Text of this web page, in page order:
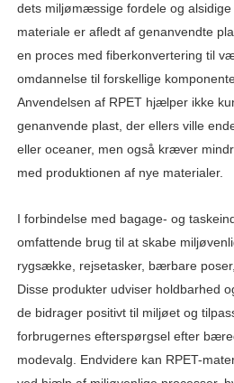
dets miljømæssige fordele og alsidige
materiale er afledt af genanvendte
en proces med fiberkonvertering til
omdannelse til forskellige
Anvendelsen af ​​RPET hjælper ikke
genanvende plast, der ellers ville
eller oceaner, men også kræver
med produktionen af ​​nye materialer.
I forbindelse med bagage- og
omfattende brug til at skabe
rygsække, rejsetasker, bærbare
Disse produkter udviser holdbarhed
de bidrager positivt til miljøet og
forbrugernes efterspørgsel efter
modevalg. Endvidere kan RPET-